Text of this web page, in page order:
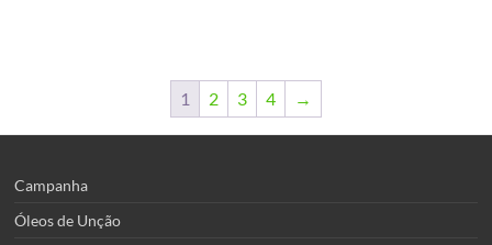
ser
do
1 2 3 4 →
Campanha
Óleos de Unção